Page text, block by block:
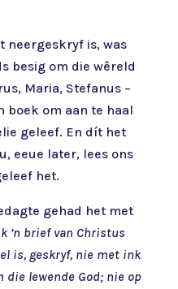
neergeskryf is, was
besig om die wêreld
Maria, Stefanus –
boek om aan te haal
geleef. En dít het
eeue later, lees ons
het.
gehad het met
’n brief van Christus
is, geskryf, nie met ink
die lewende God; nie op